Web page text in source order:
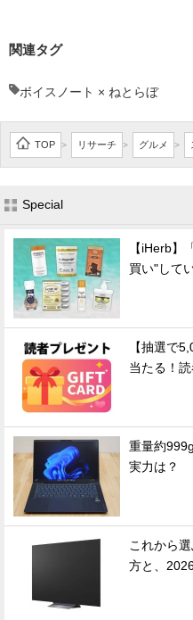
関連タグ
ボイスノート × ねとらぼ
TOP > リサーチ > グルメ >
Special
【iHerb】
買い"して
【抽選で
当たる！
重量約
実力は？
これから
方と、